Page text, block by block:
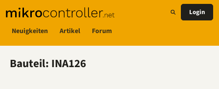
Neuigkeiten Artikel Forum
Login
Bauteil: INA126